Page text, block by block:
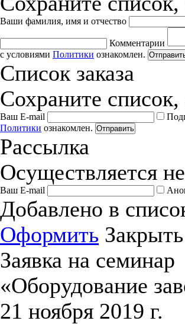
Ваши фамилия, имя и отчество
Комментарии
с условиями Политики ознакомлен.
Список заказа
Сохраните список,
Ваш E-mail
Политики ознакомлен. Отправить
Рассылка
Осуществляется
Ваш E-mail
Добавлено в
Оформить
Заявка на семинар
«Оборудование
21 ноября 2019 г.